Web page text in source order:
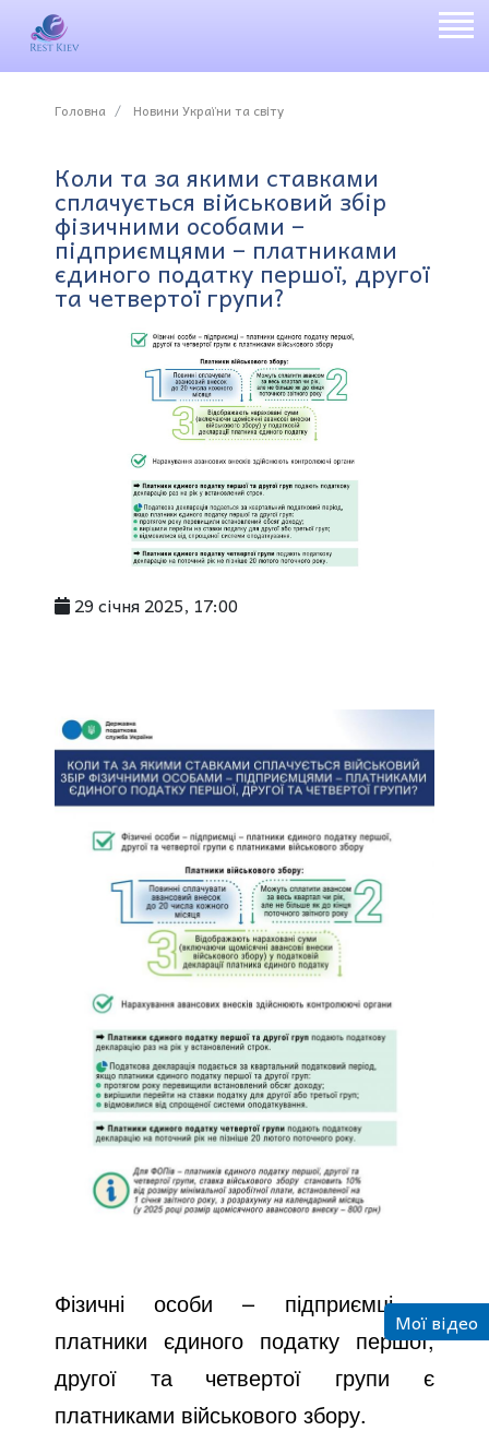
Головна Новини України та світу
Коли та за якими ставками
сплачується військовий збір
фізичними особами –
підприємцями – платниками
єдиного податку першої, другої
та четвертої групи?
29 січня 2025, 17:00
Фізичні особи – підприємці –
платники єдиного податку першої,
другої та четвертої групи є
платниками військового збору.
Мої відео